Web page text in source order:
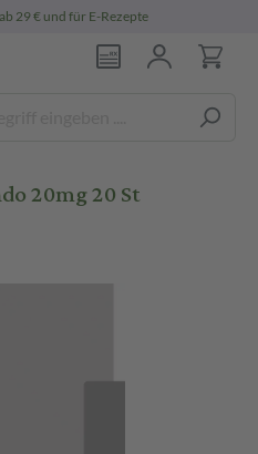
für E-Rezepte
20mg 20 St